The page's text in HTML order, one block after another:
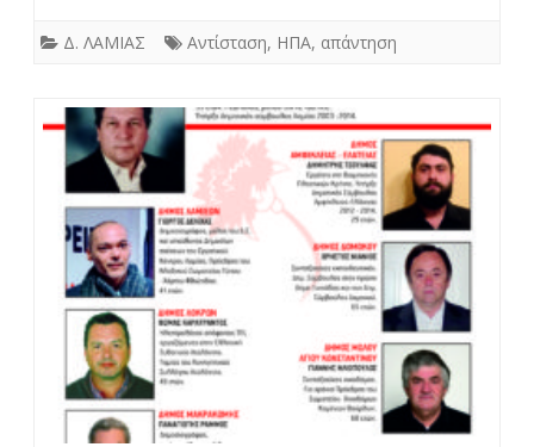
Δ. ΛΑΜΙΑΣ Αντίσταση, ΗΠΑ, απάντηση